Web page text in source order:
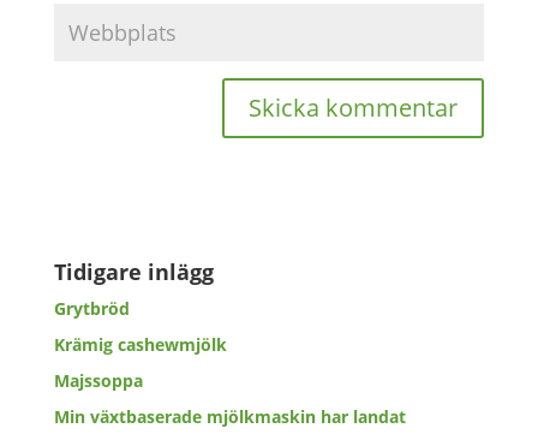
Tidigare inlägg
Grytbröd
Krämig cashewmjölk
Majssoppa
Min växtbaserade mjölkmaskin har landat